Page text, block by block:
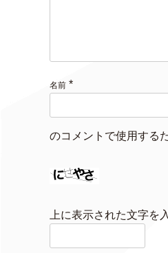
名前 *
のコメントで使用する
上に表示された文字を